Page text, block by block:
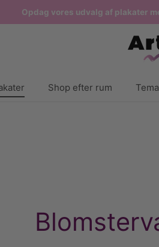
Opdag vores udvalg af plakater
Shop efter rum